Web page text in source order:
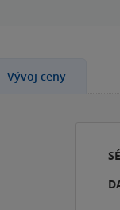
Vývoj ceny